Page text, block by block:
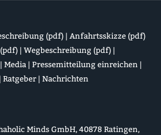
(pdf)| Anfahrtsskizze (pdf)
| Wegbeschreibung (pdf)|
Media| Pressemitteilung einreichen|
Ratgeber| Nachrichten
Minds GmbH, 40878 Ratingen,